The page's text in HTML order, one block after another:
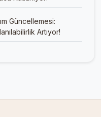
Güncellemesi:
Artıyor!